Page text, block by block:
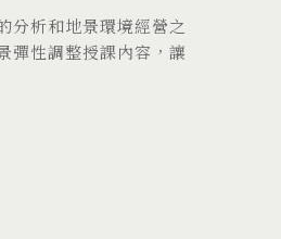
分析和地景環境經營之
彈性調整授課內容，讓